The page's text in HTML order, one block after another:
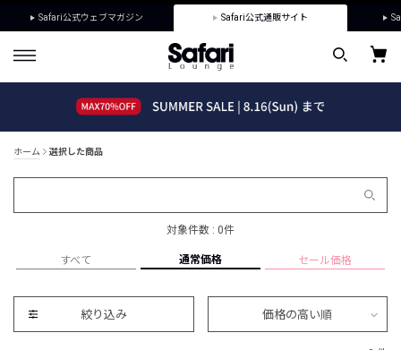
Safari公式ウェブマガジン Safari公式通販サイト
ホーム 選択した商品
対象件数 : 0件
すべて 通常価格 セール価格
絞り込み 価格の高い順